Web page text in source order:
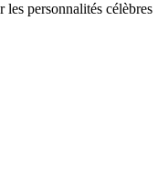
personnalités célèbres